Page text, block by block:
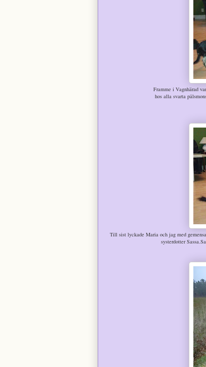
Framme i Vagnhärad
hos alla svarta
Till sist lyckade Maria och jag med
systerdotter